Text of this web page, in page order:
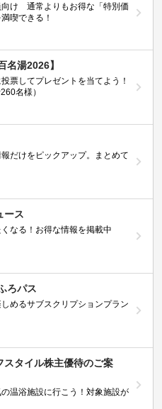
向け 通常よりもお得な「特別価
喫できる！
名湯2026】
票してプレゼントを当てよう！
名様）
だけをピックアップ。まとめて
ース
なる！お得な情報を掲載中
ろパス
めるサブスクリプションプラン
スタイル株主優待のご案
温浴施設に行こう！対象施設が